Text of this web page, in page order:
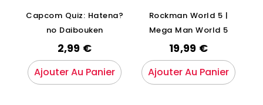
Capcom Quiz: Hatena?
no Daibouken
2,99 €
Ajouter Au Panier
Rockman World 5 |
Mega Man World 5
19,99 €
Ajouter Au Panier